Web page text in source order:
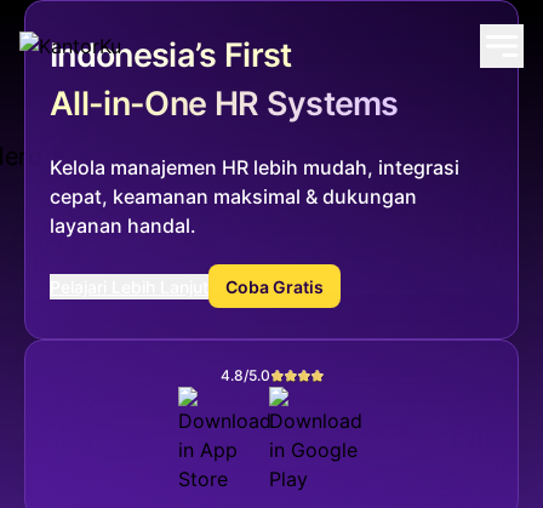
Indonesia’s First
All-in-One HR Systems
Kelola manajemen HR lebih mudah, integrasi
cepat, keamanan maksimal & dukungan
layanan handal.
Coba Gratis
4.8/5.0